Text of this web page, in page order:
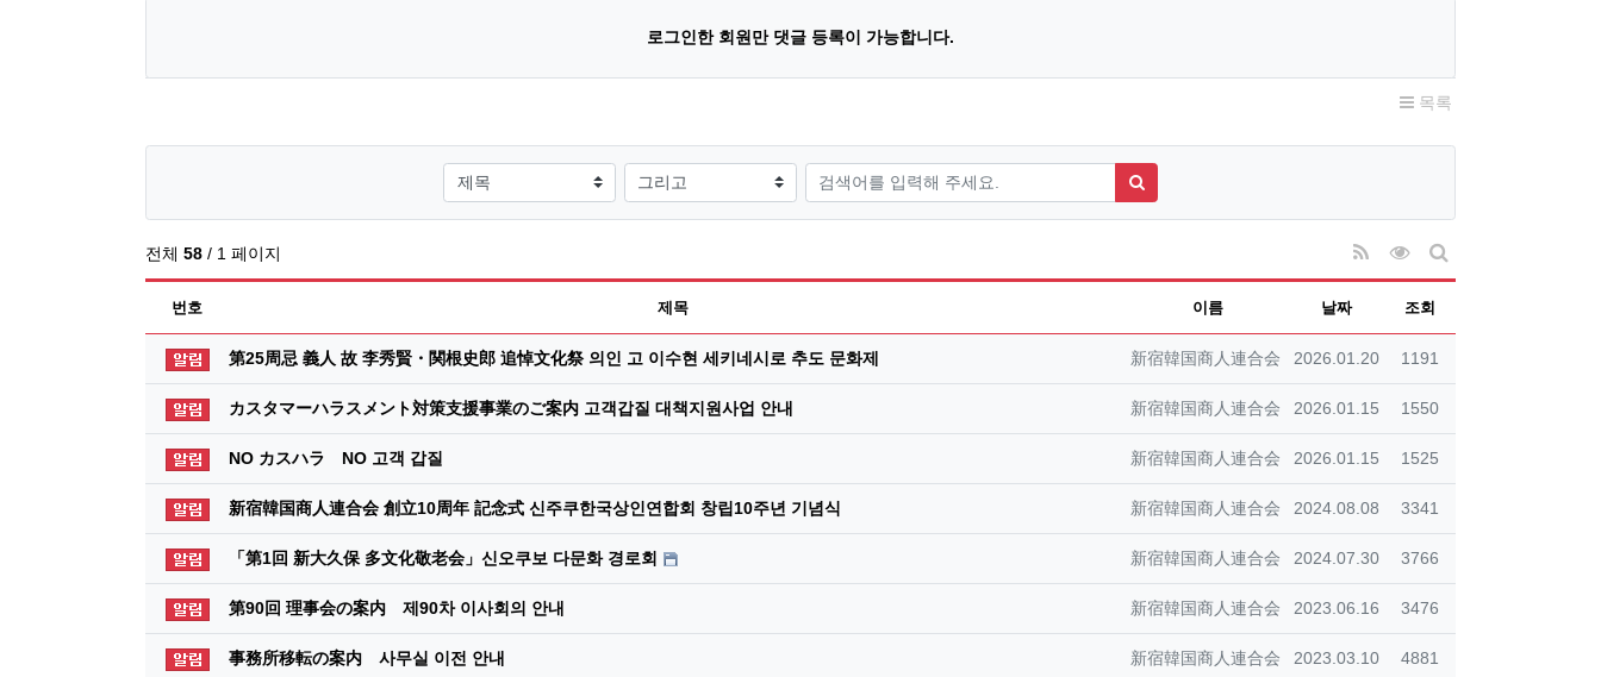
로그인한 회원만 댓글 등록이 가능합니다.
목록
검색대상
검색어
검색하기
전체 58 / 1 페이지 RSS
조회순 정렬
게시판 검색
번호 제목 이름 날짜 조회
공지사항
第25周忌 義人 故 李秀賢・関根史郎 追悼文化祭 의인 고 이수현 세키네시로 추도 문화제 등록자
新宿韓国商人連合会 등록일
2026.01.20 조회
1191
공지사항
カスタマーハラスメント対策支援事業のご案内 고객갑질 대책지원사업 안내 등록자
新宿韓国商人連合会 등록일
2026.01.15 조회
1550
공지사항
NO カスハラ NO 고객 갑질 등록자
新宿韓国商人連合会 등록일
2026.01.15 조회
1525
공지사항
新宿韓国商人連合会 創立10周年 記念式 신주쿠한국상인연합회 창립10주년 기념식 등록자
新宿韓国商人連合会 등록일
2024.08.08 조회
3341
공지사항
「第1回 新大久保 多文化敬老会」신오쿠보 다문화 경로회 등록자
新宿韓国商人連合会 등록일
2024.07.30 조회
3766
공지사항
第90回 理事会の案内 제90차 이사회의 안내 등록자
新宿韓国商人連合会 등록일
2023.06.16 조회
3476
공지사항
事務所移転の案内 사무실 이전 안내 등록자
新宿韓国商人連合会 등록일
2023.03.10 조회
4881